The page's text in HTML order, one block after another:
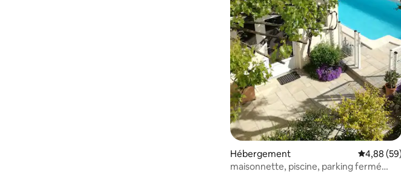
Hébergement
4,88
maisonnette, piscine, parking fermé